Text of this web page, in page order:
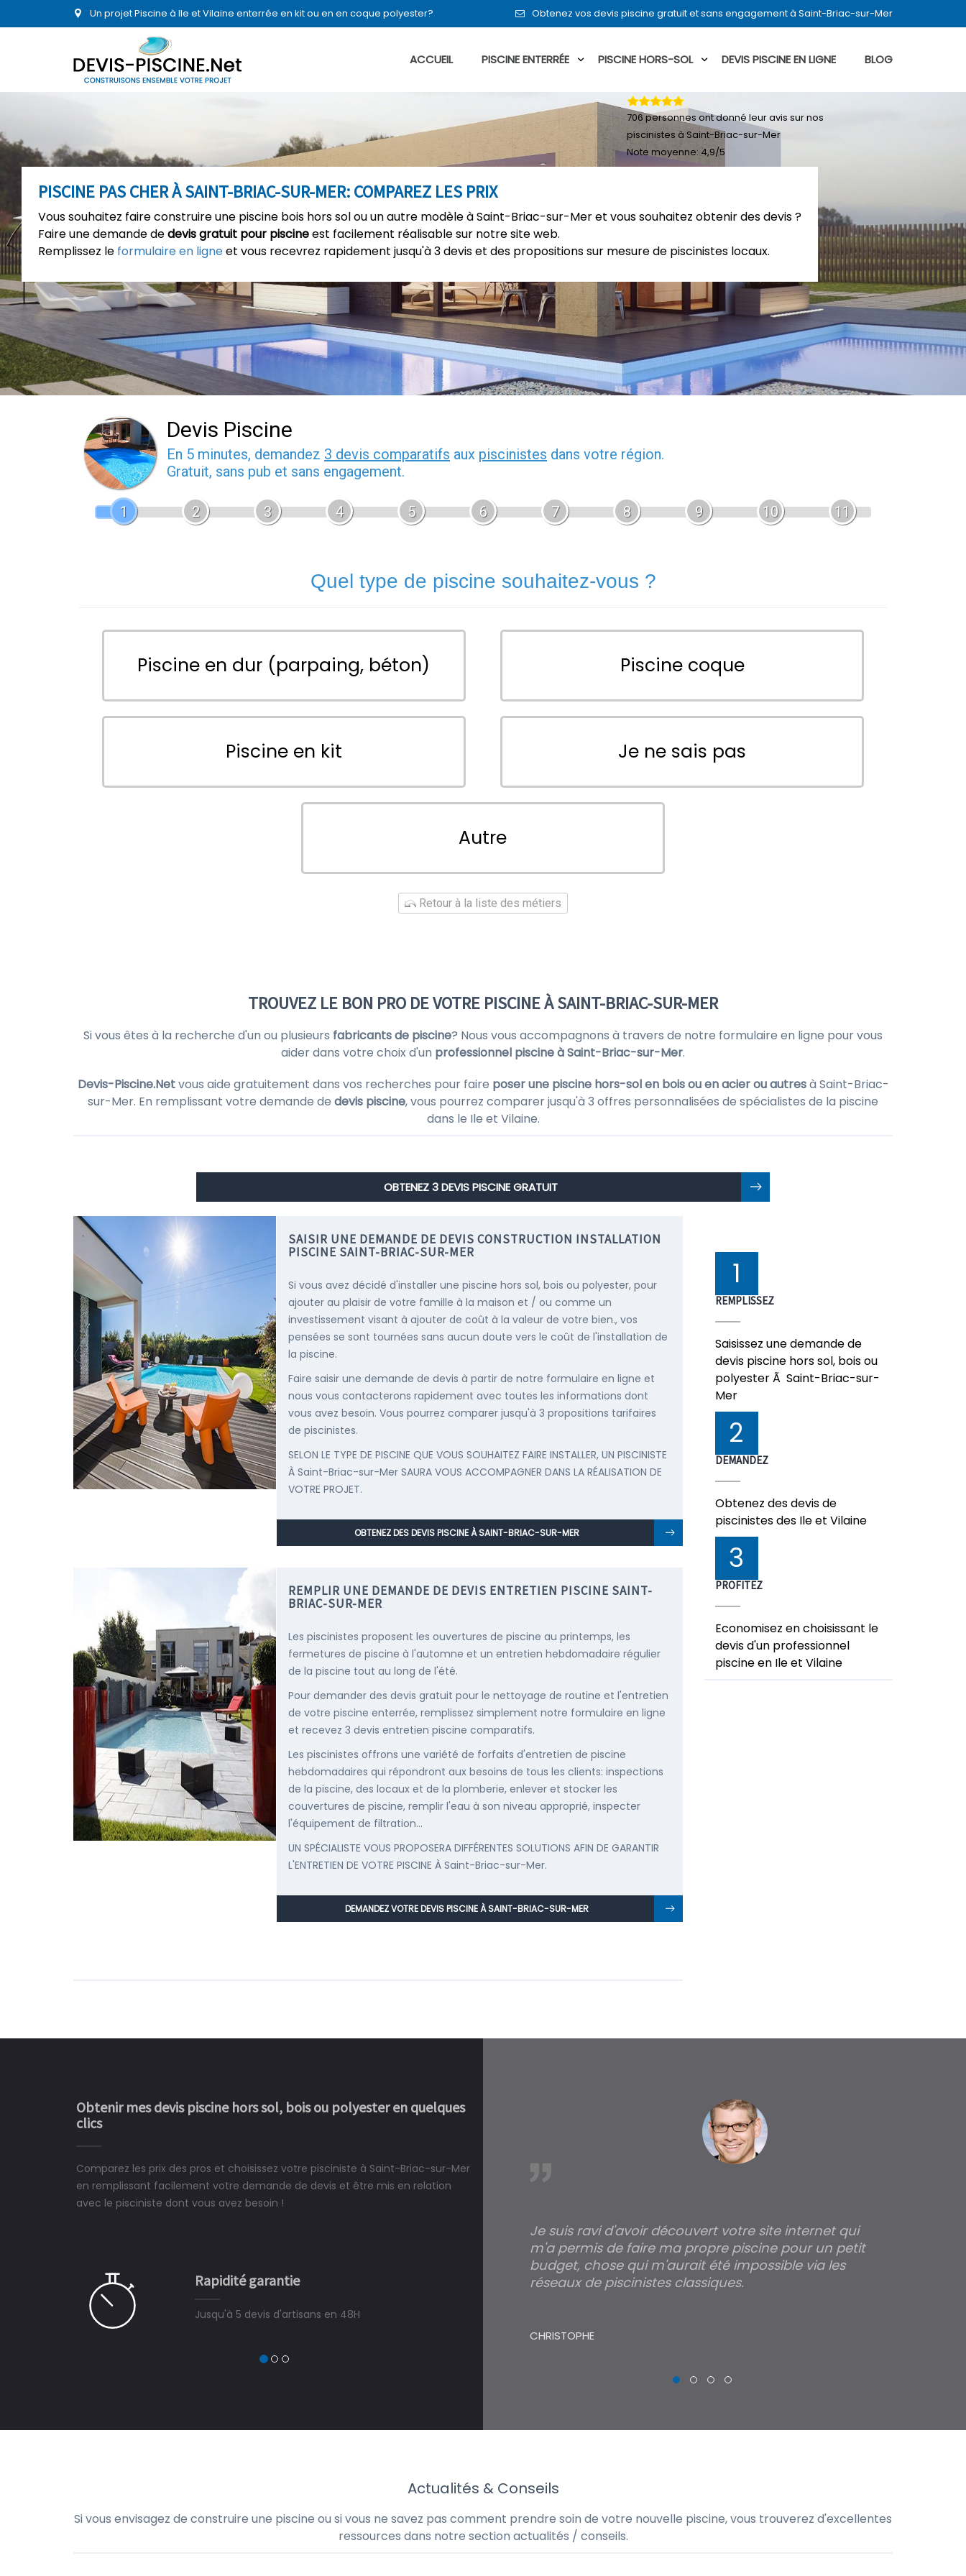
Un projet Piscine à Ile et Vilaine enterrée en kit ou en en coque polyester? Obtenez vos devis piscine gratuit et sans engagement à Saint-Briac-sur-Mer
ACCUEIL PISCINE ENTERRÉE PISCINE HORS-SOL DEVIS PISCINE EN LIGNE BLOG
PISCINE PAS CHER À SAINT-BRIAC-SUR-MER: COMPAREZ LES PRIX
Vous souhaitez faire construire une piscine bois hors sol ou un autre modèle à Saint-Briac-sur-Mer et vous souhaitez obtenir des devis ?
Faire une demande dedevis gratuit pour piscineest facilement réalisable sur notre site web.
Remplissez le formulaire en ligneet vous recevrez rapidement jusqu'à 3 devis et des propositions sur mesure de piscinistes locaux.
706personnes ont donné leuravis sur nos
piscinistes à Saint-Briac-sur-Mer
Note moyenne:4,9/5
Devis Piscine
En 5 minutes, demandez 3 devis comparatifs aux piscinistes dans votre région.
Gratuit, sans pub et sans engagement.
1 2 3 4 5 6 7 8 9 10 11
Quel type de piscine souhaitez-vous ?
Piscine en dur (parpaing, béton) Piscine coque
Piscine en kit Je ne sais pas
Autre
Retour à la liste des métiers
TROUVEZ LE BON PRO DE VOTRE PISCINE À SAINT-BRIAC-SUR-MER
Si vous êtes à la recherche d'un ou plusieurs fabricants de piscine? Nous vous accompagnons à travers de notre formulaire en ligne pour vous
aider dans votre choix d'un professionnel piscine à Saint-Briac-sur-Mer.
Devis-Piscine.Netvous aide gratuitement dans vos recherches pour faire poser une piscine hors-sol en bois ou en acier ou autresà Saint-Briac-
sur-Mer. En remplissant votre demande de devis piscine, vous pourrez comparer jusqu'à 3 offres personnalisées de spécialistes de la piscine
dans le Ile et Vilaine.
OBTENEZ 3 DEVIS PISCINE GRATUIT
SAISIR UNE DEMANDE DE DEVIS CONSTRUCTION INSTALLATION
PISCINE SAINT-BRIAC-SUR-MER
Si vous avez décidé d'installer une piscine hors sol, bois ou polyester, pour
ajouter au plaisir de votre famille à la maison et / ou comme un
investissement visant à ajouter de coût à la valeur de votre bien., vos
pensées se sont tournées sans aucun doute vers le coût de l'installation de
la piscine.
Faire saisir une demande de devis à partir de notre formulaire en ligne et
nous vous contacterons rapidement avec toutes les informations dont
vous avez besoin. Vous pourrez comparer jusqu'à 3 propositions tarifaires
de piscinistes.
SELON LE TYPE DE PISCINE QUE VOUS SOUHAITEZ FAIRE INSTALLER, UN PISCINISTE
À Saint-Briac-sur-Mer SAURA VOUS ACCOMPAGNER DANS LA RÉALISATION DE
VOTRE PROJET.
OBTENEZ DES DEVIS PISCINE À SAINT-BRIAC-SUR-MER
REMPLIR UNE DEMANDE DE DEVIS ENTRETIEN PISCINE SAINT-
BRIAC-SUR-MER
Les piscinistes proposent les ouvertures de piscine au printemps, les
fermetures de piscine à l'automne et un entretien hebdomadaire régulier
de la piscine tout au long de l'été.
Pour demander des devis gratuit pour le nettoyage de routine et l'entretien
de votre piscine enterrée, remplissez simplement notre formulaire en ligne
et recevez 3 devis entretien piscine comparatifs.
Les piscinistes offrons une variété de forfaits d'entretien de piscine
hebdomadaires qui répondront aux besoins de tous les clients: inspections
de la piscine, des locaux et de la plomberie, enlever et stocker les
couvertures de piscine, remplir l'eau à son niveau approprié, inspecter
l'équipement de filtration...
UN SPÉCIALISTE VOUS PROPOSERA DIFFÉRENTES SOLUTIONS AFIN DE GARANTIR
L'ENTRETIEN DE VOTRE PISCINE À Saint-Briac-sur-Mer.
DEMANDEZ VOTRE DEVIS PISCINE À SAINT-BRIAC-SUR-MER
1
REMPLISSEZ
Saisissez une demande de
devis piscine hors sol, bois ou
polyester Ã Saint-Briac-sur-
Mer
2
DEMANDEZ
Obtenez des devis de
piscinistes des Ile et Vilaine
3
PROFITEZ
Economisez en choisissant le
devis d'un professionnel
piscine en Ile et Vilaine
Obtenir mes devis piscine hors sol, bois ou polyester en quelques
clics
Comparez les prix des pros et choisissez votre pisciniste à Saint-Briac-sur-Mer
en remplissant facilement votre demande de devis et être mis en relation
avec le pisciniste dont vous avez besoin !
Rapidité garantie
Jusqu'à 5 devis d'artisans en 48H
ne peut plus s'en passer.
Le rêve devient enfin réalité, une piscine est bien
construit chez moi.
Je suis ravi d'avoir découvert votre site internet qui
m'a permis de faire ma propre piscine pour un petit
budget, chose qui m'aurait été impossible via les
réseaux de piscinistes classiques.
CHRISTOPHE
Actualités & Conseils
Si vous envisagez de construire une piscine ou si vous ne savez pas comment prendre soin de votre nouvelle piscine, vous trouverez d'excellentes
ressources dans notre section actualités / conseils.